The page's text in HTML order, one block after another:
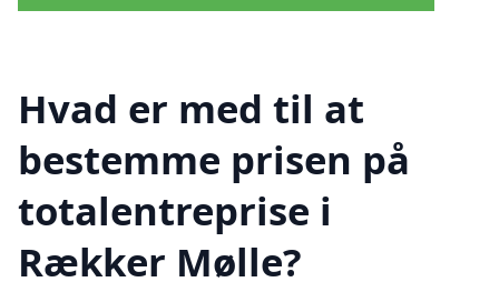
Hvad er med til at
bestemme prisen på
totalentreprise i
Rækker Mølle?